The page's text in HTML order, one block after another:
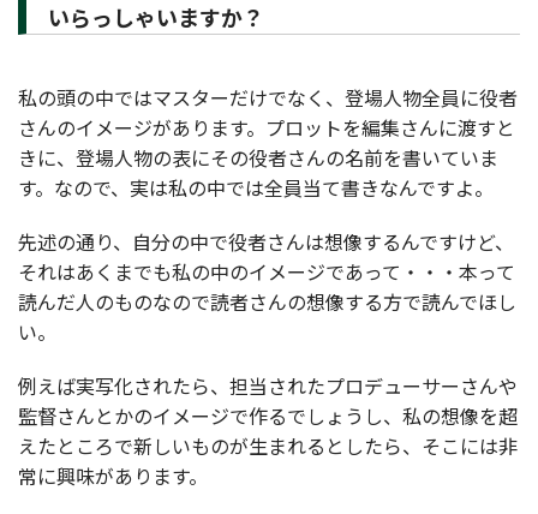
いらっしゃいますか？
私の頭の中ではマスターだけでなく、登場人物全員に役者
さんのイメージがあります。プロットを編集さんに渡すと
きに、登場人物の表にその役者さんの名前を書いていま
す。なので、実は私の中では全員当て書きなんですよ。
先述の通り、自分の中で役者さんは想像するんですけど、
それはあくまでも私の中のイメージであって・・・本って
読んだ人のものなので読者さんの想像する方で読んでほし
い。
例えば実写化されたら、担当されたプロデューサーさんや
監督さんとかのイメージで作るでしょうし、私の想像を超
えたところで新しいものが生まれるとしたら、そこには非
常に興味があります。